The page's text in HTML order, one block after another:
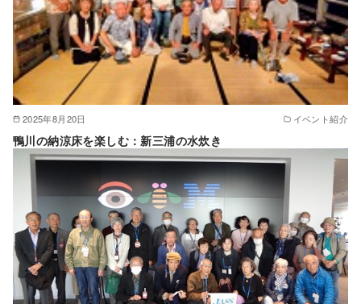
2025年8月20日 イベント紹介
鴨川の納涼床を楽しむ：新三浦の水炊き